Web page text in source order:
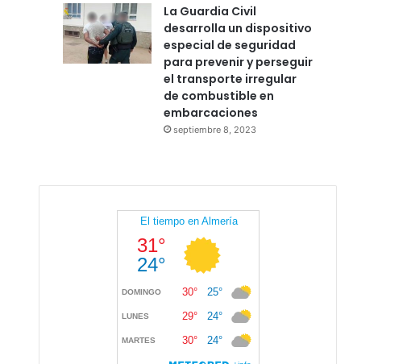
La Guardia Civil
desarrolla un dispositivo
especial de seguridad
para prevenir y perseguir
el transporte irregular
de combustible en
embarcaciones
septiembre 8, 2023